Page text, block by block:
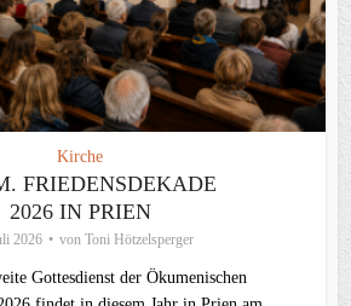
Kirche
FRIEDENSDEKADE
2026 IN PRIEN
2026 von Toni Hötzelsperger
Gottesdienst der Ökumenischen